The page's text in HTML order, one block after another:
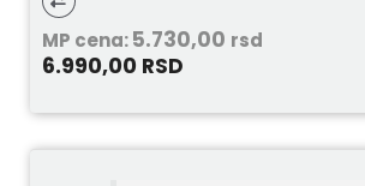
MP cena:5.730,00 rsd
6.990,00 RSD